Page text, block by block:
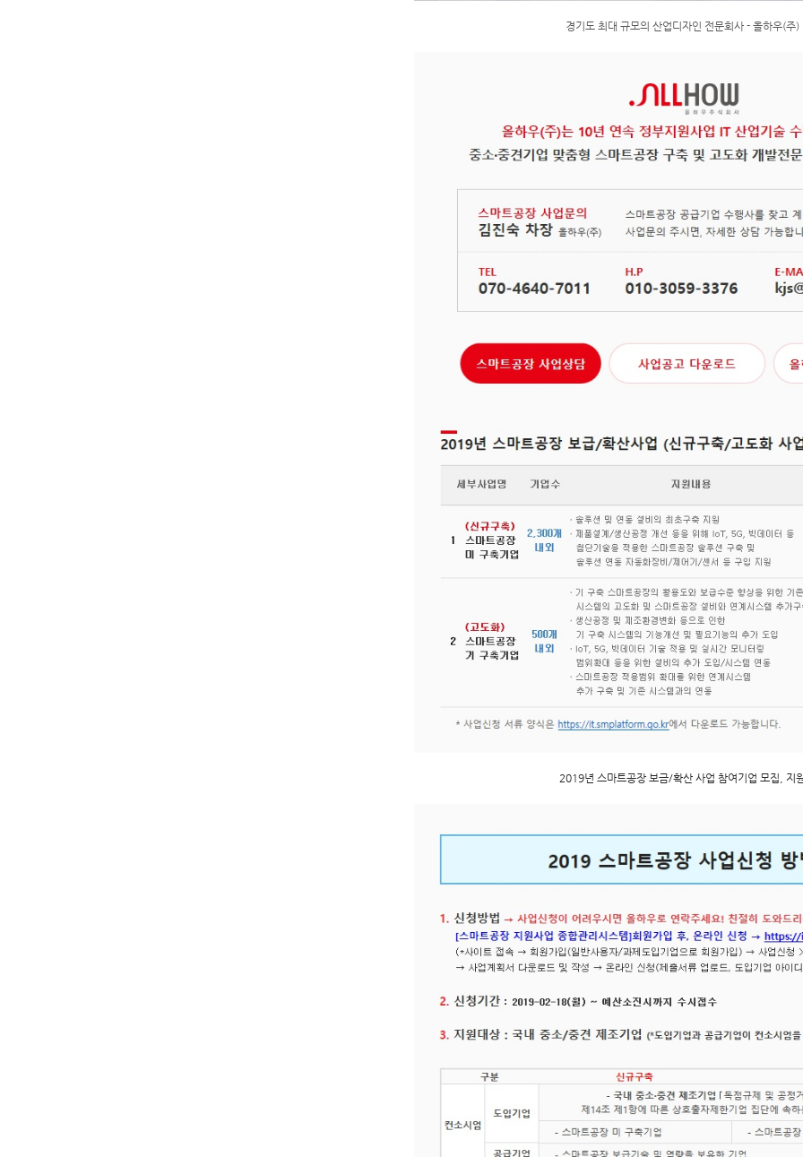
경기도 최대 규모의 산업디자인 전문회사 - 올하우(주)
2019년 스마트공장 보금/확산 사업 참여기업 모집, 지